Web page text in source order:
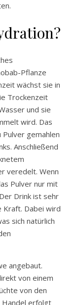
Pflanze
wächst sie in
Trockenzeit
und sie
wird. Das
gemahlen
Anschließend
veredelt. Wenn
Pulver nur mit
Drink ist sehr
Kraft. Dabei wird
sich natürlich
angebaut.
von einem
von den
Handel erfolgt